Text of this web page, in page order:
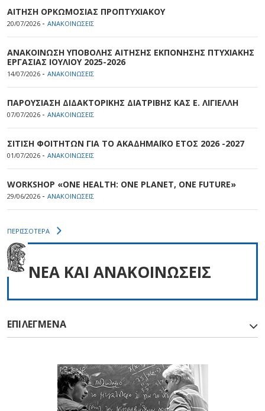
ΑΙΤΗΣΗ ΟΡΚΩΜΟΣΙΑΣ ΠΡΟΠΤΥΧΙΑΚΟΥ
20/07/2026 - ΑΝΑΚΟΙΝΩΣΕΙΣ
ΑΝΑΚΟΙΝΩΣΗ ΥΠΟΒΟΛΗΣ ΑΙΤΗΣΗΣ ΕΚΠΟΝΗΣΗΣ ΠΤΥΧΙΑΚΗΣ
ΕΡΓΑΣΙΑΣ ΙΟΥΛΙΟΥ 2025-2026
14/07/2026 - ΑΝΑΚΟΙΝΩΣΕΙΣ
ΠΑΡΟΥΣΙΑΣΗ ΔΙΔΑΚΤΟΡΙΚΗΣ ΔΙΑΤΡΙΒΗΣ ΚΑΣ Ε. ΛΙΓΙΕΛΛΗ
07/07/2026 - ΑΝΑΚΟΙΝΩΣΕΙΣ
ΣΙΤΙΣΗ ΦΟΙΤΗΤΩΝ ΓΙΑ ΤΟ ΑΚΑΔΗΜΑΪΚΟ ΕΤΟΣ 2026 -2027
01/07/2026 - ΑΝΑΚΟΙΝΩΣΕΙΣ
WORKSHOP «ONE HEALTH: ONE PLANET, ONE FUTURE»
29/06/2026 - ΑΝΑΚΟΙΝΩΣΕΙΣ
ΠΕΡΙΣΣΟΤΕΡΑ
NEA ΚΑΙ ΑΝΑΚΟΙΝΩΣΕΙΣ
ΕΠΙΛΕΓΜΕΝΑ